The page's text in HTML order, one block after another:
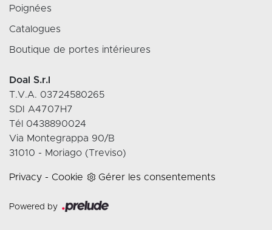
Poignées
Catalogues
Boutique de portes intérieures
Doal S.r.l
T.V.A. 03724580265
SDI A4707H7
Tél 0438890024
Via Montegrappa 90/B
31010 - Moriago (Treviso)
Privacy - Cookie Gérer les consentements
Powered by